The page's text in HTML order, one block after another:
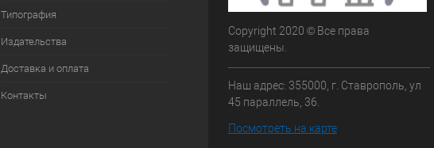
Типография
Издательства
Доставка и оплата
Контакты
Copyright 2020 © Все права
защищены.
Наш адрес: 355000, г. Ставрополь, ул
45 параллель, 36.
Посмотреть на карте